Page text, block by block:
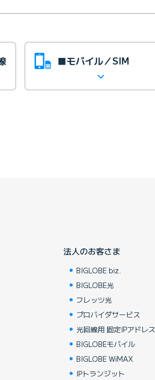
■モバイル／SIM
法人のお客さま
BIGLOBE biz.
BIGLOBE光
フレッツ光
プロバイダサービス
光回線用 固定IPアドレス
BIGLOBEモバイル
BIGLOBE WiMAX
IPトランジット